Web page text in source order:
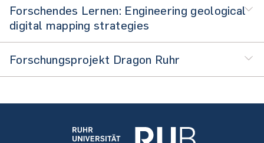
Forschendes Lernen: Engineering geological
digital mapping strategies
Forschungsprojekt Dragon Ruhr